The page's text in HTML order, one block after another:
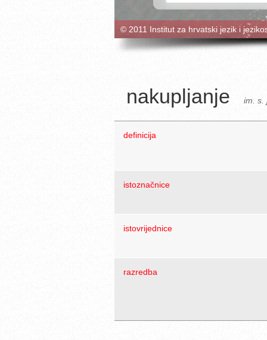
© 2011 Institut za hrvatski jezik i
nakupljanje im. s.
definicija
istoznačnice
istovrijednice
razredba